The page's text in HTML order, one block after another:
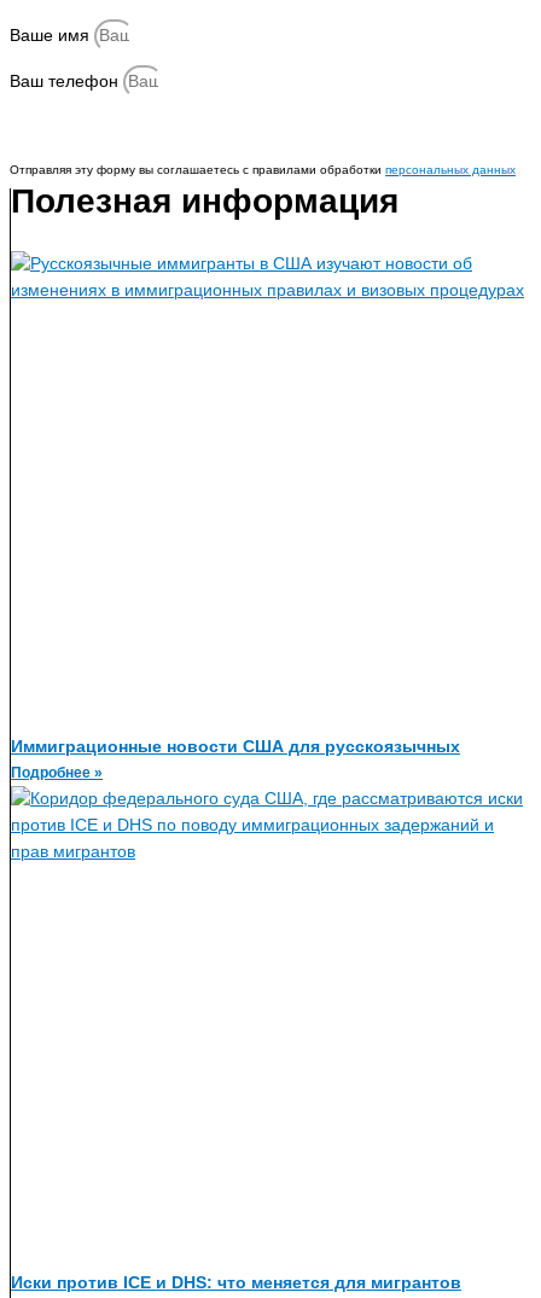
Ваше имя
Ваш телефон
Отправляя эту форму вы соглашаетесь с правилами обработки персональных данных
Полезная информация
Иммиграционные новости США для русскоязычных
Подробнее »
Иски против ICE и DHS: что меняется для мигрантов